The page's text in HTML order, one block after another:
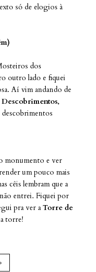
só de elogios à
dos
outro lado e fiquei
Aí vim andando de
,
monumento e ver
um pouco mais
cêis lembram que a
entrei. Fiquei por
pra ver a Torre de
torre!